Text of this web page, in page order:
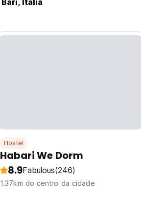
Bari, Itália
Hostel
Habari We Dorm
8.9Fabulous(246)
1.37km do centro da cidade